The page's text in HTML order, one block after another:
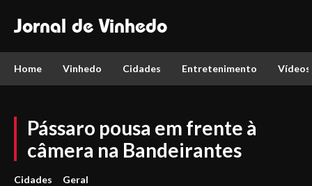
Jornal de Vinhedo
Home Vinhedo Cidades Entretenimento Vídeos
Pássaro pousa em frente à
câmera na Bandeirantes
Cidades Geral